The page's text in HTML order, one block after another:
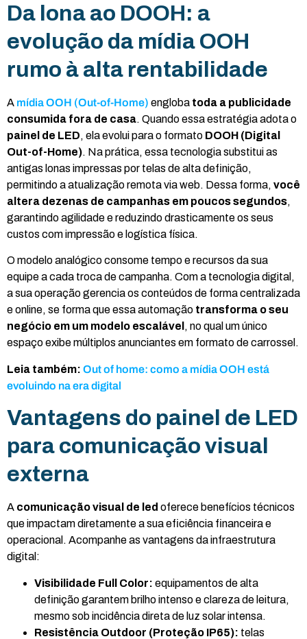
Da lona ao DOOH: a
evolução da mídia OOH
rumo à alta rentabilidade
A mídia OOH (Out-of-Home) engloba toda a publicidade
consumida fora de casa. Quando essa estratégia adota o
painel de LED, ela evolui para o formato DOOH (Digital
Out-of-Home). Na prática, essa tecnologia substitui as
antigas lonas impressas por telas de alta definição,
permitindo a atualização remota via web. Dessa forma, você
altera dezenas de campanhas em poucos segundos,
garantindo agilidade e reduzindo drasticamente os seus
custos com impressão e logística física.
O modelo analógico consome tempo e recursos da sua
equipe a cada troca de campanha. Com a tecnologia digital,
a sua operação gerencia os conteúdos de forma centralizada
e online, se forma que essa automação transforma o seu
negócio em um modelo escalável , no qual um único
espaço exibe múltiplos anunciantes em formato de carrossel.
Leia também: Out of home: como a mídia OOH está
evoluindo na era digital
Vantagens do painel de LED
para comunicação visual
externa
A comunicação visual de led oferece benefícios técnicos
que impactam diretamente a sua eficiência financeira e
operacional. Acompanhe as vantagens da infraestrutura
digital:
Visibilidade Full Color: equipamentos de alta
definição garantem brilho intenso e clareza de leitura,
mesmo sob incidência direta de luz solar intensa.
Resistência Outdoor (Proteção IP65): telas